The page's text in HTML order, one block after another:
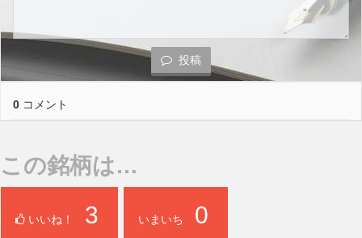
投稿
0 コメント
この銘柄は…
いいね！ 3 いまいち 0